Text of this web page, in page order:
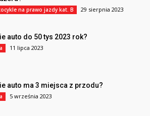
na prawo jazdy kat. B 29 sierpnia 2023
auto do 50 tys 2023 rok?
11 lipca 2023
auto ma 3 miejsca z przodu?
5 września 2023